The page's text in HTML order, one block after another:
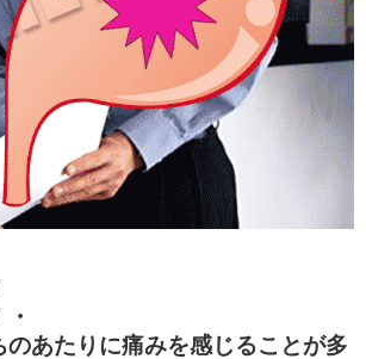
・
のあたりに痛みを感じることが多